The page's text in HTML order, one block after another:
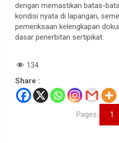
dengan memastikan batas-
kondisi nyata di lapangan,
pemeriksaan kelengkapan
dasar penerbitan sertipikat.
134
Share :
Pages: 1